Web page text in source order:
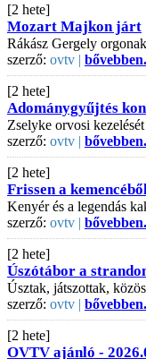
[2 hete]
Mozart Majkon járt
Rákász Gergely
szerző: ovtv |
[2 hete]
Adománygyűjtés
Zselyke orvosi
szerző: ovtv |
[2 hete]
Frissen a kemencéből
Kenyér és a legendás
szerző: ovtv |
[2 hete]
Úszótábor a
Úsztak, játszottak,
szerző: ovtv |
[2 hete]
OVTV ajánló -